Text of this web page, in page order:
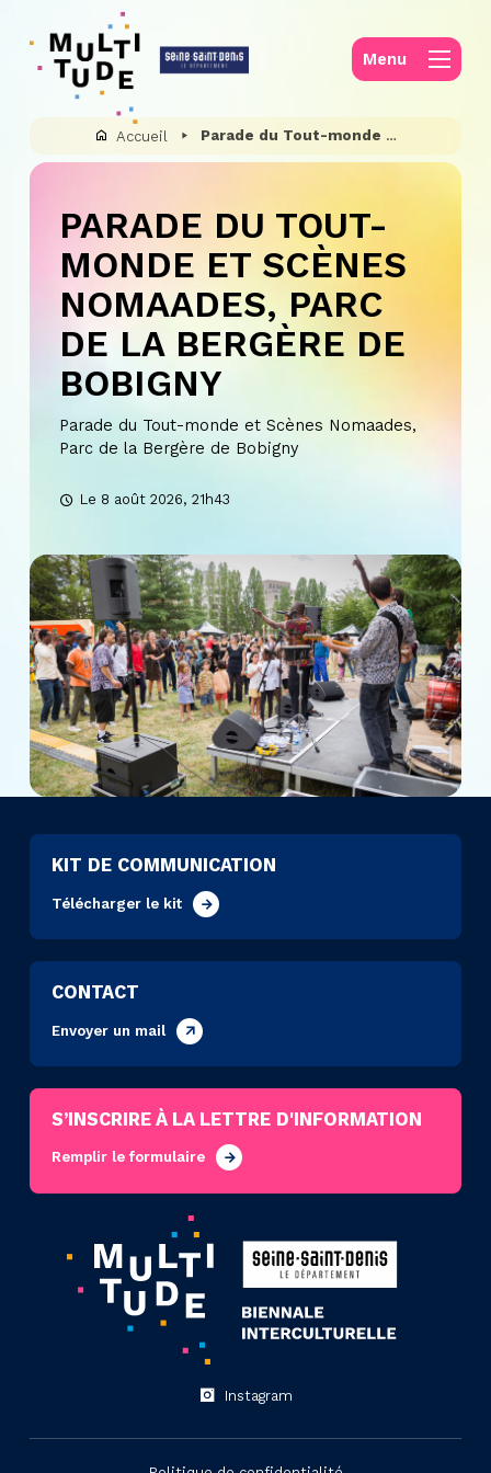
Menu
Accueil Parade du Tout-monde et Scènes Nomaades, Parc de la Bergère de Bobigny
PARADE DU TOUT-
MONDE ET SCÈNES
NOMAADES, PARC
DE LA BERGÈRE DE
BOBIGNY
Parade du Tout-monde et Scènes Nomaades,
Parc de la Bergère de Bobigny
Le 8 août 2026, 21h43
KIT DE COMMUNICATION
Télécharger le kit
CONTACT
Envoyer un mail
S’INSCRIRE À LA LETTRE D'INFORMATION
Remplir le formulaire
Instagram
Panneau de gestion des cookies